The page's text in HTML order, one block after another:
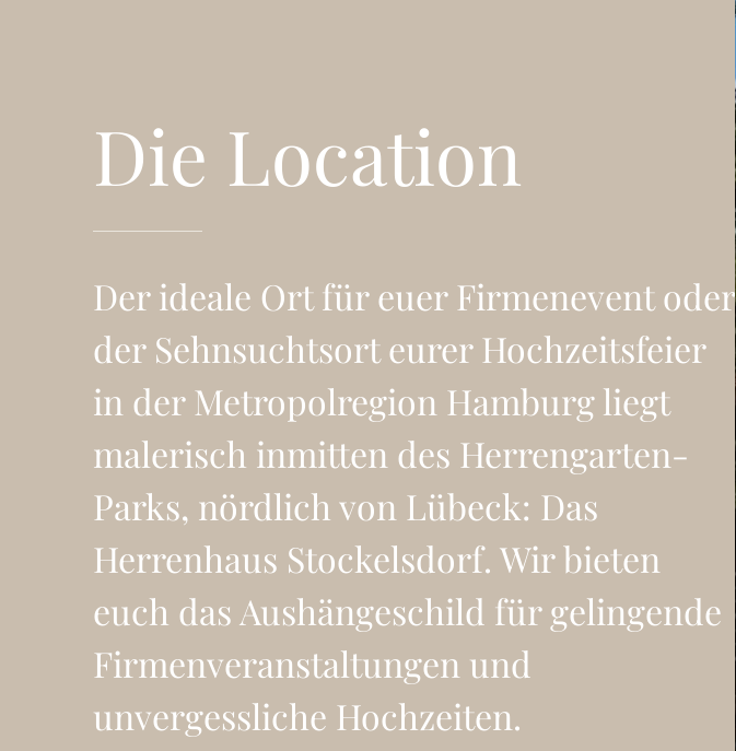
Die Location
Der ideale Ort für euer Firmenevent oder
der Sehnsuchtsort eurer Hochzeitsfeier
in der Metropolregion Hamburg liegt
malerisch inmitten des Herrengarten-
Parks, nördlich von Lübeck: Das
Herrenhaus Stockelsdorf. Wir bieten
euch das Aushängeschild für gelingende
Firmenveranstaltungen und
unvergessliche Hochzeiten.